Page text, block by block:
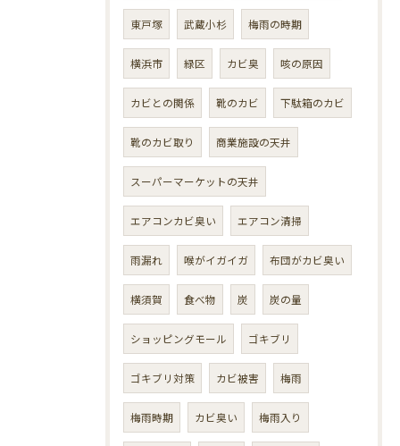
東戸塚 武蔵小杉 梅雨の時期
横浜市 緑区 カビ臭 咳の原因
カビとの関係 靴のカビ 下駄箱のカビ
靴のカビ取り 商業施設の天井
スーパーマーケットの天井
エアコンカビ臭い エアコン清掃
雨漏れ 喉がイガイガ 布団がカビ臭い
横須賀 食べ物 炭 炭の量
ショッピングモール ゴキブリ
ゴキブリ対策 カビ被害 梅雨
梅雨時期 カビ臭い 梅雨入り